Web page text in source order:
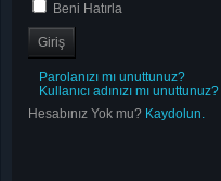
Beni Hatırla
Parolanızı mı unuttunuz?
Kullanıcı adınızı mı unuttunuz?
Hesabınız Yok mu? Kaydolun.